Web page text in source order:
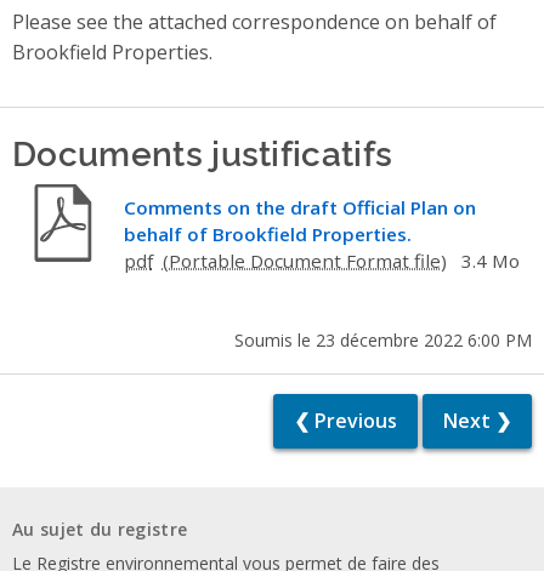
Please see the attached correspondence on behalf of
Brookfield Properties.
Documents justificatifs
Comments on the draft Official Plan on
behalf of Brookfield Properties.
pdf
3.4 Mo
Soumis le 23 décembre 2022 6:00 PM
❮ Previous Next ❯
Au sujet du registre
Le Registre environnemental vous permet de faire des